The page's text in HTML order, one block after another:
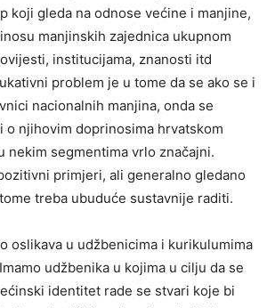
koji gleda na odnose većine i manjine,
manjinskih zajednica ukupnom
institucijama, znanosti itd
problem je u tome da se ako se i
nacionalnih manjina, onda se
o njihovim doprinosima hrvatskom
nekim segmentima vrlo značajni.
primjeri, ali generalno gledano
treba ubuduće sustavnije raditi.
oslikava u udžbenicima i kurikulumima
udžbenika u kojima u cilju da se
identitet rade se stvari koje bi